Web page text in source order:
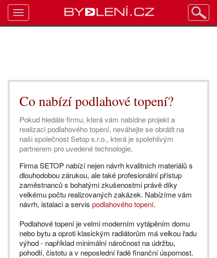
Co nabízí podlahové topení?
Pokud hledáte firmu, která vám nabídne projekt a
realizaci podlahového topení, neváhejte se obrátit na
naši společnost Setop s.r.o., která je spolehlivým
partnerem pro uvedené technologie.
Firma SETOP nabízí nejen návrh kvalitních materiálů s
dlouhodobou zárukou, ale také profesionální přístup
zaměstnanců s bohatými zkušenostmi právě díky
velkému počtu realizovaných zakázek. Nabízíme vám
návrh, istalaci a servis podlahového topení.
Podlahové topení je velmi moderním vytápěním domu
nebo bytu a oproti klasickým radiátorům má velkou řadu
výhod - například minimální náročnost na údržbu,
pohodlí, čistotu a v neposlední řadě finanční úspornost.
Toggle
navigation